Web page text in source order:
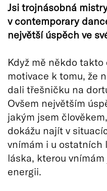
Jsi trojnásobná
v contemporary
největší úspěch ve
Když mě někdo
motivace k tomu, že
dali třešničku na
Ovšem největším
jakým jsem
dokážu najít v
vnímám i u ostatních
láska, kterou
energii.